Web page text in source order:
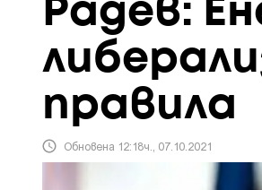
Радев:
правила
Обновена 12:18ч., 07.10.2021